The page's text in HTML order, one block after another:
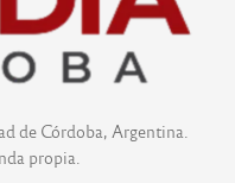
de Córdoba, Argentina.
propia.